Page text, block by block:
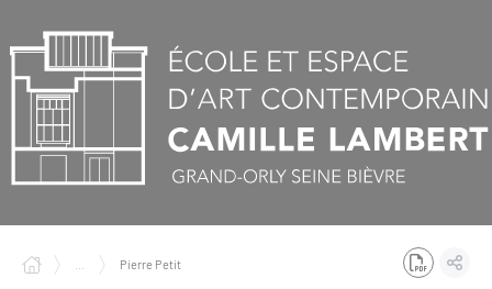
Pierre Petit